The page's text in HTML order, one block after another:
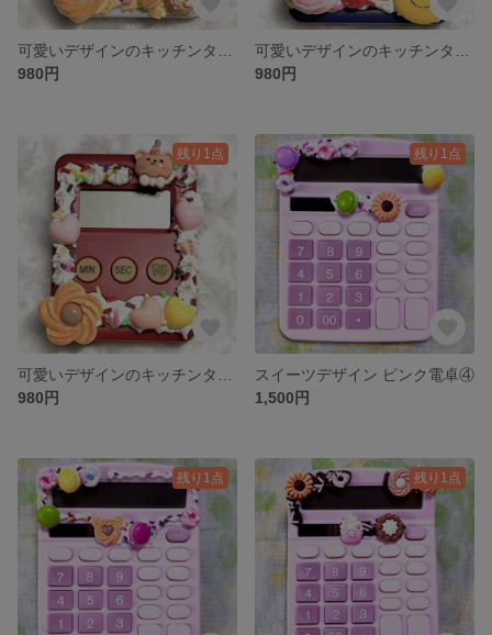
980円
980円
残り1点
980円
残り1点
スイーツデザイン ピンク電卓④
1,500円
残り1点 残り1点